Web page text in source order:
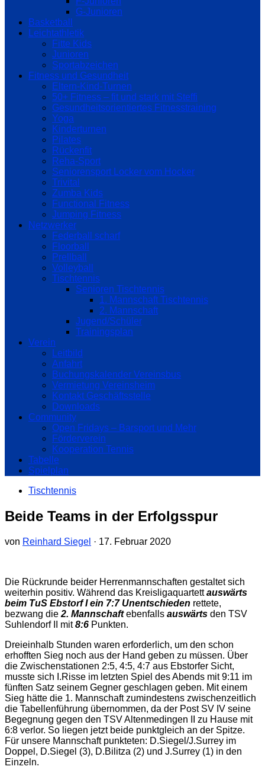
G-Junioren
Basketball
Leichtathletik
Fitte Kids
Junioren
Sportabzeichen
Fitness und Gesundheit
Eltern-Kind-Turnen
50+ Fitness – fit und stark mit Steffi
Gesundheitsorientiertes Fitnesstraining
Yoga
Kinderturnen
Pilates
Rückenfit
Reha-Sport
Seniorensport Locker vom Hocker
Trivital
Zumba Kids
Functional Fitness
Jumping Fitness
Netzwerker
Federball scharf
Floorball
Prellball
Volleyball
Tischtennis
Senioren Tischtennis
1. Mannschaft Tischtennis
2. Mannschaft
Jugend/Schüler
Trainingsplan
Verein
Leitbild
Anfahrt
Buchungskalender Vereinsbus
Vermietung Vereinsheim
Kontakt Geschäftsstelle
Downloads
Community
Open Fridays – Barsport und Mehr
Förderverein
Kooperation Tennis
Tabelle
Spielplan
Tischtennis
Beide Teams in der Erfolgsspur
von Reinhard Siegel · 17. Februar 2020
Die Rückrunde beider Herrenmannschaften gestaltet sich
weiterhin positiv. Während das Kreisligaquartettauswärts
beim TuS Ebstorf I ein 7:7 Unentschieden rettete,
bezwang die 2. Mannschaftebenfalls auswärts den TSV
Suhlendorf II mit8:6 Punkten.
Dreieinhalb Stunden waren erforderlich, um den schon
erhofften Sieg noch aus der Hand geben zu müssen. Über
die Zwischenstationen 2:5, 4:5, 4:7 aus Ebstorfer Sicht,
musste sich I.Risse im letzten Spiel des Abends mit 9:11 im
fünften Satz seinem Gegner geschlagen geben. Mit einem
Sieg hätte die 1. Mannschaft zumindestens zwischenzeitlich
die Tabellenführung übernommen, da der Post SV IV seine
Begegnung gegen den TSV Altenmedingen II zu Hause mit
6:8 verlor. So liegen jetzt beide punktgleich an der Spitze.
Für unsere Mannschaft punkteten: D.Siegel/J.Surrey im
Doppel, D.Siegel (3), D.Bilitza (2) und J.Surrey (1) in den
Einzeln.